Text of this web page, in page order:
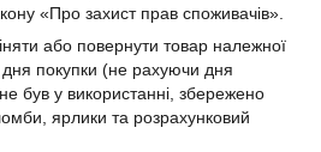
«Про захист прав споживачів».
або повернути товар належної
дня покупки (не рахуючи дня
був у використанні, збережено
ярлики та розрахунковий